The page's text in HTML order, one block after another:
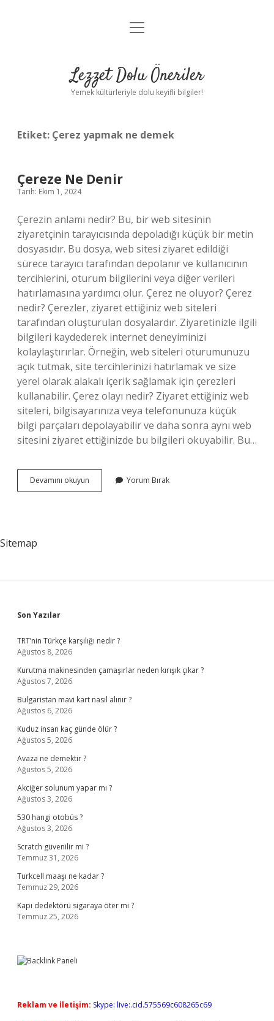
Anasayfa
Yasal Uyarı
menüyü
Lezzet Dolu Öneriler
Yemek kültürleriyle dolu keyifli bilgiler!
Etiket: Çerez yapmak ne demek
Çereze Ne Denir
Tarih: Ekim 1, 2024
Çerezin anlamı nedir? Bu, bir web sitesinin
ziyaretçinin tarayıcısında depoladığı küçük bir metin
dosyasıdır. Bu dosya, web sitesi ziyaret edildiği
sürece tarayıcı tarafından depolanır ve kullanıcının
tercihlerini, oturum bilgilerini veya diğer verileri
hatırlamasına yardımcı olur. Çerez ne oluyor? Çerez
nedir? Çerezler, ziyaret ettiğiniz web siteleri
tarafından oluşturulan dosyalardır. Ziyaretinizle ilgili
bilgileri kaydederek internet deneyiminizi
kolaylaştırırlar. Örneğin, web siteleri oturumunuzu
açık tutmak, site tercihlerinizi hatırlamak ve size
yerel olarak alakalı içerik sağlamak için çerezleri
kullanabilir. Çerez olayı nedir? Ziyaret ettiğiniz web
siteleri, bilgisayarınıza veya telefonunuza küçük
bilgi parçaları depolayabilir ve daha sonra aynı web
sitesini ziyaret ettiğinizde bu bilgileri okuyabilir. Bu…
Devamını okuyun
Ne
Yorum Bırak
Sitemap
Sidebar
Son Yazılar
TRT’nin Türkçe karşılığı nedir ?
Ağustos 8, 2026
Kurutma makinesinden çamaşırlar neden kırışık çıkar ?
Ağustos 7, 2026
Bulgaristan mavi kart nasıl alınır ?
Ağustos 6, 2026
Kuduz insan kaç günde ölür ?
Ağustos 5, 2026
Avaza ne demektir ?
Ağustos 5, 2026
Akciğer solunum yapar mı ?
Ağustos 3, 2026
530 hangi otobüs ?
Ağustos 3, 2026
Scratch güvenilir mi ?
Temmuz 31, 2026
Turkcell maaşı ne kadar ?
Temmuz 29, 2026
Kapı dedektörü sigaraya öter mi ?
Temmuz 25, 2026
Reklam ve İletişim: Skype: live:.cid.575569c608265c69